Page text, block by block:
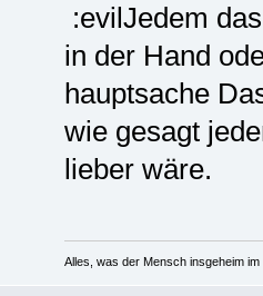
:evilJedem
in der Hand
hauptsache
wie gesagt
lieber wäre.
Alles, was der Mensch insgeheim